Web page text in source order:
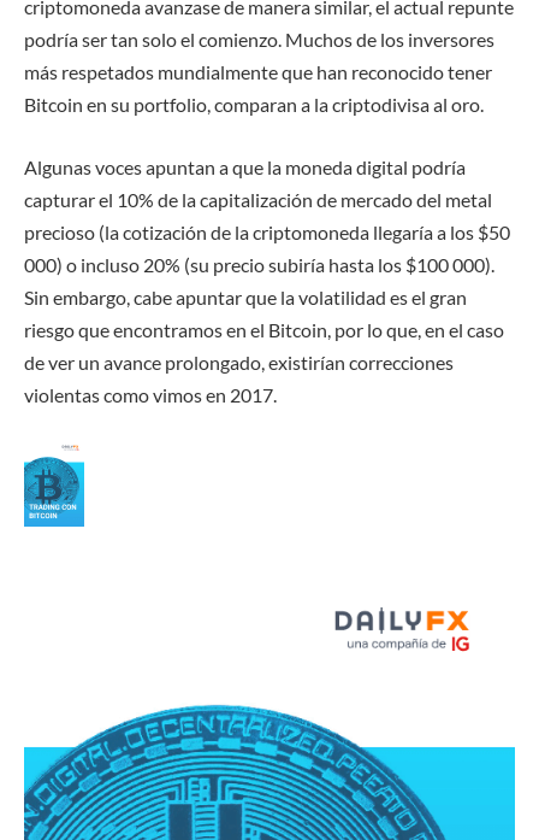
criptomoneda avanzase de manera similar, el actual repunte
podría ser tan solo el comienzo. Muchos de los inversores
más respetados mundialmente que han reconocido tener
Bitcoin en su portfolio, comparan a la criptodivisa al oro.
Algunas voces apuntan a que la moneda digital podría
capturar el 10% de la capitalización de mercado del metal
precioso (la cotización de la criptomoneda llegaría a los $50
000) o incluso 20% (su precio subiría hasta los $100 000).
Sin embargo, cabe apuntar que la volatilidad es el gran
riesgo que encontramos en el Bitcoin, por lo que, en el caso
de ver un avance prolongado, existirían correcciones
violentas como vimos en 2017.